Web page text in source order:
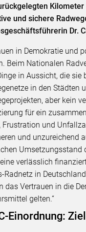
und sichere
Dr.
in Demokratie und
Beim Nationalen
in Aussicht, die
in den Städten
aber kein
für ein
Frustration und
und unzureichend
Umsetzungsstand
verlässlich
Radnetz in
das Vertrauen in die
gelten.“
Einordnung: